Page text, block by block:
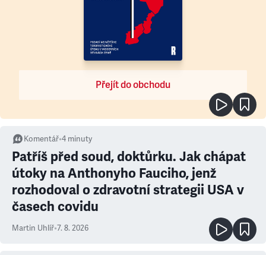
Přejít do obchodu
Komentář•4 minuty
Patříš před soud, doktůrku. Jak chápat
útoky na Anthonyho Fauciho, jenž
rozhodoval o zdravotní strategii USA v
časech covidu
Martin Uhlíř•7. 8. 2026